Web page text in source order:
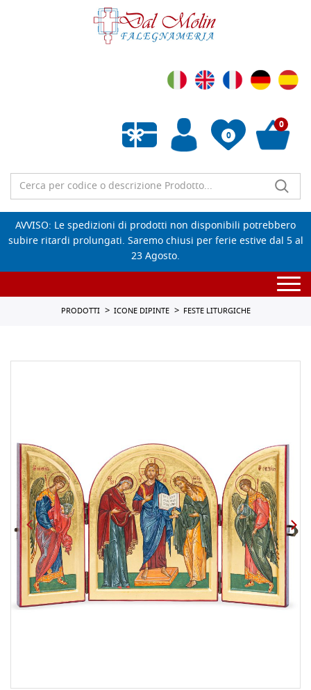
0
Wishlist vuota
0
AVVISO: Le spedizioni di prodotti non disponibili potrebbero
subire ritardi prolungati. Saremo chiusi per ferie estive dal 5 al
23 Agosto.
PRODOTTI ICONE DIPINTE FESTE LITURGICHE